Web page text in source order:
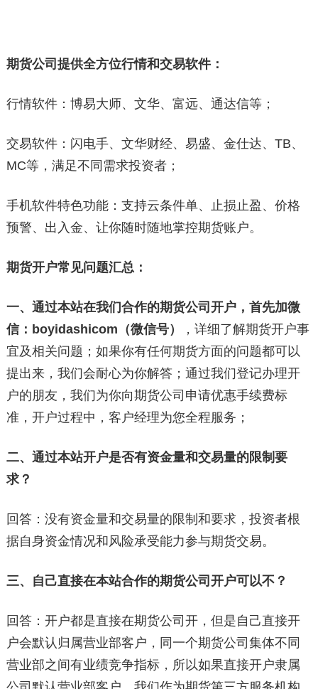
期货公司提供全方位行情和交易软件：
行情软件：博易大师、文华、富远、通达信等；
交易软件：闪电手、文华财经、易盛、金仕达、TB、
MC等，满足不同需求投资者；
手机软件特色功能：支持云条件单、止损止盈、价格
预警、出入金、让你随时随地掌控期货账户。
期货开户常见问题汇总：
一、通过本站在我们合作的期货公司开户，首先加微
信： boyidashicom（微信号）
，详细了解期货开户事
宜及相关问题；如果你有任何期货方面的问题都可以
提出来，我们会耐心为你解答；通过我们登记办理开
户的朋友，我们为你向期货公司申请优惠手续费标
准，开户过程中，客户经理为您全程服务；
二、通过本站开户是否有资金量和交易量的限制要
求？
回答：没有资金量和交易量的限制和要求，投资者根
据自身资金情况和风险承受能力参与期货交易。
三、自己直接在本站合作的期货公司开户可以不？
回答：开户都是直接在期货公司开，但是自己直接开
户会默认归属营业部客户，同一个期货公司集体不同
营业部之间有业绩竞争指标，所以如果直接开户隶属